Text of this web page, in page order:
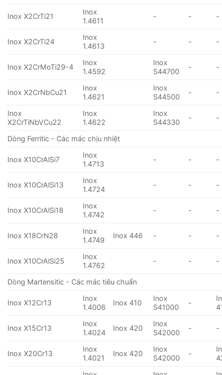
Inox X2CrTi21
Inox
1.4611
- - -
Inox X2CrTi24
Inox
1.4613
- - -
Inox X2CrMoTi29-4
Inox
1.4592
Inox
S44700
- -
Inox X2CrNbCu21
Inox
1.4621
Inox
S44500
- -
Inox
X2CrTiNbVCu22
Inox
1.4622
Inox
S44330
- -
Dòng Ferritic - Các mác chịu nhiệt
Inox X10CrAlSi7
Inox
1.4713
- - -
Inox X10CrAlSi13
Inox
1.4724
- - -
Inox X10CrAlSi18
Inox
1.4742
- - -
Inox X18CrN28
Inox
1.4749
Inox 446 - - -
Inox X10CrAlSi25
Inox
1.4762
- - -
Dòng Martensitic - Các mác tiêu chuẩn
Inox X12Cr13
Inox
1.4006
Inox 410
Inox
S41000
-
Inox X15Cr13
Inox
1.4024
Inox 420
Inox
S42000
- -
Inox X20Cr13
Inox
1.4021
Inox 420
Inox
S42000
-